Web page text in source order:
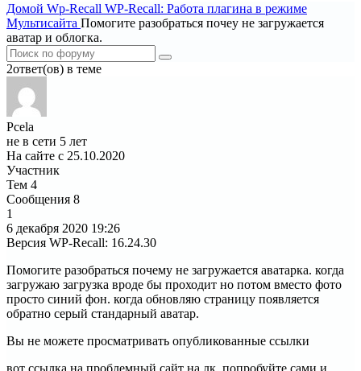
Домой Wp-Recall WP-Recall: Работа плагина в режиме
Мультисайта Помогите разобраться почеу не загружается
аватар и облогка.
2ответ(ов) в теме
Pcela
не в сети 5 лет
На сайте с 25.10.2020
Участник
Тем 4
Сообщения 8
1
6 декабря 2020 19:26
Версия WP-Recall: 16.24.30
Помогите разобраться почему не загружается аватарка. когда
загружаю загрузка вроде бы проходит но потом вместо фото
просто синий фон. когда обновляю страницу появляется
обратно серый стандарный аватар.
Вы не можете просматривать опубликованные ссылки
вот ссылка на проблемный сайт на лк. попробуйте сами и